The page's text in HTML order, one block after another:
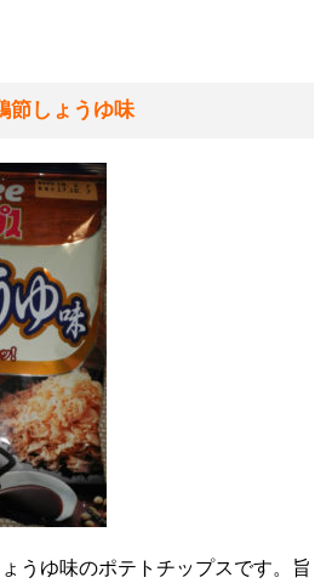
しょうゆ味
うゆ味のポテトチップスです。旨